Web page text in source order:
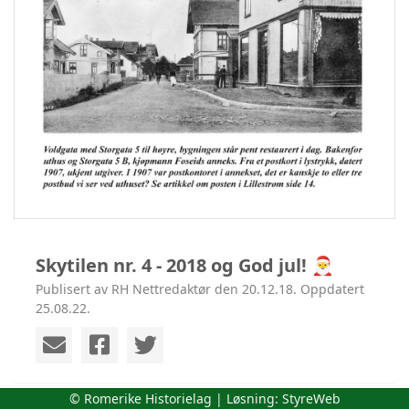
Skytilen nr. 4 - 2018 og God jul! 🎅
Publisert av RH Nettredaktør den 20.12.18. Oppdatert
25.08.22.
Romerike Historielags medlemsblad på 32 sider er nå
© Romerike Historielag | Løsning: StyreWeb